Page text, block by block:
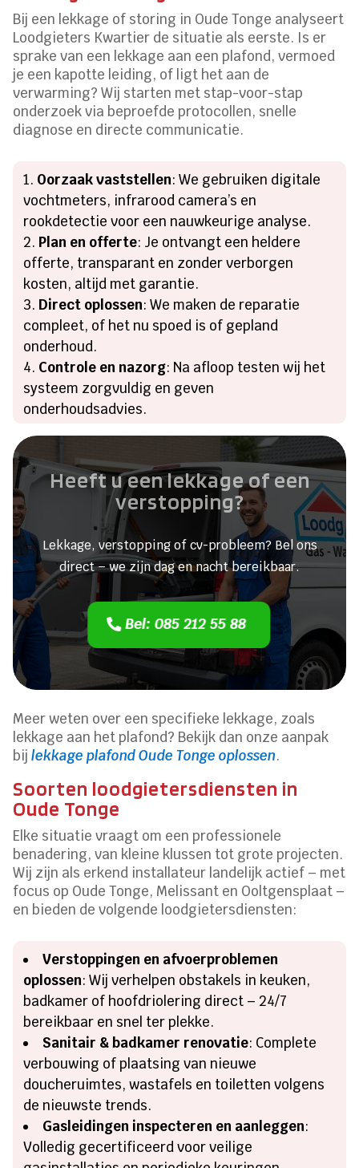
Bij een lekkage of storing in Oude Tonge analyseert
Loodgieters Kwartier de situatie als eerste. Is er
sprake van een lekkage aan een plafond, vermoed
je een kapotte leiding, of ligt het aan de
verwarming? Wij starten met stap-voor-stap
onderzoek via beproefde protocollen, snelle
diagnose en directe communicatie.
Oorzaak vaststellen: We gebruiken digitale
vochtmeters, infrarood camera’s en
rookdetectie voor een nauwkeurige analyse.
Plan en offerte: Je ontvangt een heldere
offerte, transparant en zonder verborgen
kosten, altijd met garantie.
Direct oplossen: We maken de reparatie
compleet, of het nu spoed is of gepland
onderhoud.
Controle en nazorg: Na afloop testen wij het
systeem zorgvuldig en geven
onderhoudsadvies.
Heeft u een lekkage of een
verstopping?
Lekkage, verstopping of cv-probleem? Bel ons
direct – we zijn dag en nacht bereikbaar.
Bel: 085 212 55 88
Meer weten over een specifieke lekkage, zoals
lekkage aan het plafond? Bekijk dan onze aanpak
bijlekkage plafond Oude Tonge oplossen.
Soorten loodgietersdiensten in
Oude Tonge
Elke situatie vraagt om een professionele
benadering, van kleine klussen tot grote projecten.
Wij zijn als erkend installateur landelijk actief – met
focus op Oude Tonge, Melissant en Ooltgensplaat –
en bieden de volgende loodgietersdiensten:
Verstoppingen en afvoerproblemen
oplossen: Wij verhelpen obstakels in keuken,
badkamer of hoofdriolering direct – 24/7
bereikbaar en snel ter plekke.
Sanitair & badkamer renovatie: Complete
verbouwing of plaatsing van nieuwe
doucheruimtes, wastafels en toiletten volgens
de nieuwste trends.
Gasleidingen inspecteren en aanleggen:
Volledig gecertificeerd voor veilige